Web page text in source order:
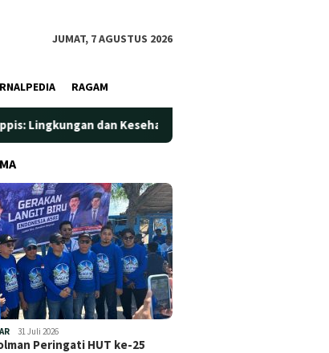
JUMAT, 7 AGUSTUS 2026
RAGAM
dan Kesehatan Jadi Prioritas
31 Juli 2026
Peringati HUT ke-25